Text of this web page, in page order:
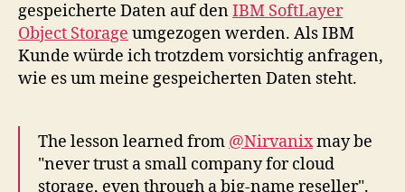
gespeicherte Daten auf denIBM SoftLayer
Object Storage umgezogen werden. Als IBM
Kunde würde ich trotzdem vorsichtig anfragen,
wie es um meine gespeicherten Daten steht.
The lesson learned from @Nirvanixmay be
"never trust a small company for cloud
storage, even through a big-name reseller".